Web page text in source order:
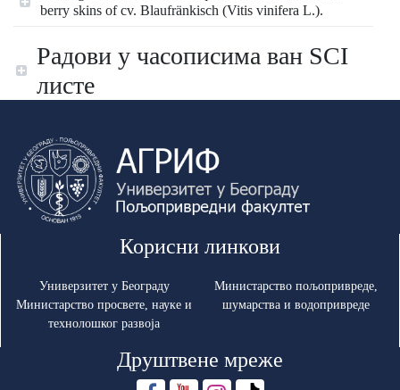
berry skins of cv. Blaufränkisch (Vitis vinifera L.).
Радови у часописима ван SCI
листе
Корисни линкови
Универзитет у Београду
Министарство просвете, науке и
технолошког развоја
Министарство пољопривреде,
шумарства и водопривреде
Друштвене мреже